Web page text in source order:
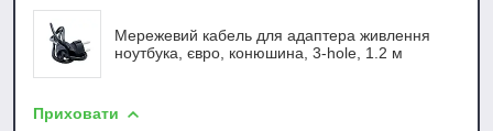
Мережевий кабель для адаптера живлення
ноутбука, євро, конюшина, 3-hole, 1.2 м
Приховати